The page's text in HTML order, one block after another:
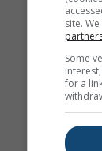
site.
Some
for a